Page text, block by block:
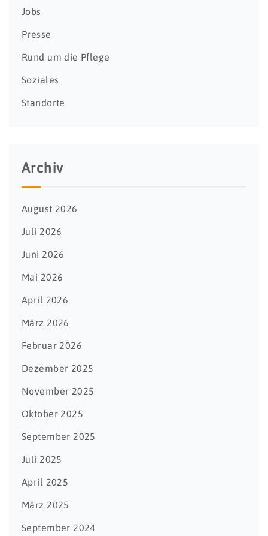
Jobs
Presse
Rund um die Pflege
Soziales
Standorte
Archiv
August 2026
Juli 2026
Juni 2026
Mai 2026
April 2026
März 2026
Februar 2026
Dezember 2025
November 2025
Oktober 2025
September 2025
Juli 2025
April 2025
März 2025
September 2024